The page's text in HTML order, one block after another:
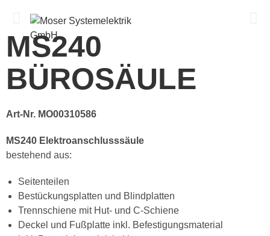
MS240
BÜROSÄULE
Art-Nr. MO00310586
MS240 Elektroanschlusssäule
bestehend aus:
Seitenteilen
Bestückungsplatten und Blindplatten
Trennschiene mit Hut- und C-Schiene
Deckel und Fußplatte inkl. Befestigungsmaterial